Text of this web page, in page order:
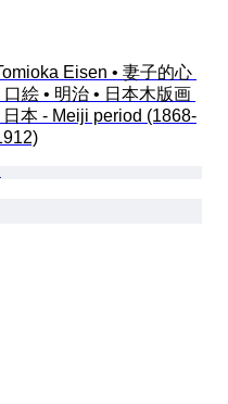
Eisen • 妻子的心
口絵 • 明治 • 日本木版画
日本 - Meiji period (1868-